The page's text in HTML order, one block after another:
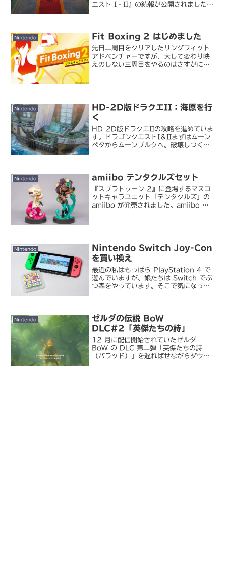
エスト I・II』の続報が公開されました。
Nintendo Fit Boxing 2 はじめました
先日二周目をクリアしたリングフィット
アドベンチャーですが、大して変わり映
えのしない三周目をやるのはさすがにモ
Nintendo
HD-2D版ドラクエII：海原を行
く
HD-2D版ドラクエIIの攻略を進めていま
す。ドラゴンクエストI＆IIまずはムーン
ペタからムーンブルクへ。破壊しつくさ
喋るようにな...
Nintendo amiibo テンタクルズセット
『スプラトゥーン 2』に登場するマスコ
ットキャラユニット「テンタクルズ」の
amiibo が発売されました。amiibo テ
Nintendo
Nintendo Switch Joy-Con
を買い換え
最近の私はもっぱら PlayStation 4 で
遊んでいますが、娘たちは Switch でぶ
つ森をやっています。そこで気になって
Nintendo
ゼルダの伝説 BoW
DLC#2「英傑たちの詩」
12 月に配信開始されていたゼルダ
BoW の DLC 第二弾「英傑たちの詩
（バラッド）」を遅ればせながらダウン